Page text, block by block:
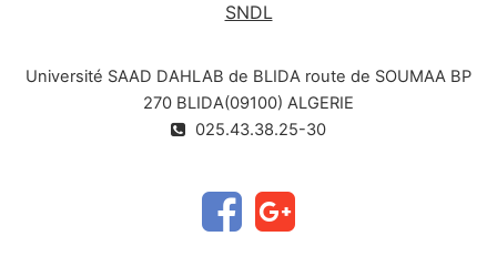
SNDL
Université SAAD DAHLAB de BLIDA route de SOUMAA BP
270 BLIDA(09100) ALGERIE
025.43.38.25-30